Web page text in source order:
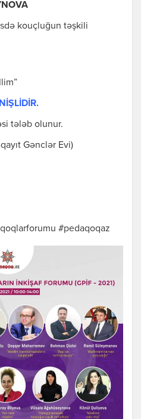
kouçluğun təşkili
tələb olunur.
Gənclər Evi)
#pedaqoqaz